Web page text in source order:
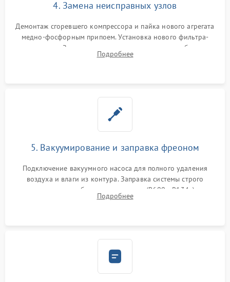
4. Замена неисправных узлов
Демонтаж сгоревшего компрессора и пайка нового агрегата
медно-фосфорным припоем. Установка нового фильтра-
осушителя. Замена изношенных вентиляторов обдува,
сломанных заслонок или поврежденных дверных петель.
Подробнее
5. Вакуумирование и заправка фреоном
Подключение вакуумного насоса для полного удаления
воздуха и влаги из контура. Заправка системы строго
дозированным объемом хладагента (R600a, R134a) по
электронным весам. Контроль рабочего давления в системе.
Подробнее